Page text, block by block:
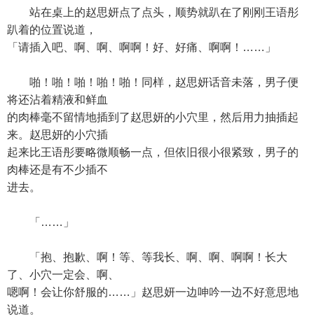
站在桌上的赵思妍点了点头，顺势就趴在了刚刚王语彤
趴着的位置说道，
「请插入吧、啊、啊、啊啊！好、好痛、啊啊！……」
啪！啪！啪！啪！啪！同样，赵思妍话音未落，男子便
将还沾着精液和鲜血
的肉棒毫不留情地插到了赵思妍的小穴里，然后用力抽插起
来。赵思妍的小穴插
起来比王语彤要略微顺畅一点，但依旧很小很紧致，男子的
肉棒还是有不少插不
进去。
「……」
「抱、抱歉、啊！等、等我长、啊、啊、啊啊！长大
了、小穴一定会、啊、
嗯啊！会让你舒服的……」赵思妍一边呻吟一边不好意思地
说道。